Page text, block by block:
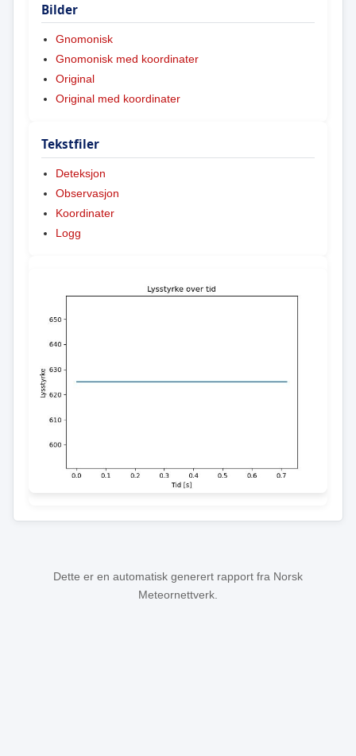
Bilder
Gnomonisk
Gnomonisk med koordinater
Original
Original med koordinater
Tekstfiler
Deteksjon
Observasjon
Koordinater
Logg
Dette er en automatisk generert rapport fra Norsk
Meteornettverk.